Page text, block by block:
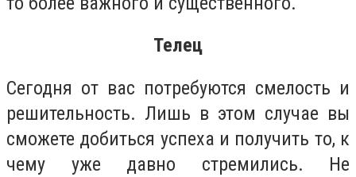
Телец
Сегодня от вас потребуются смелость и
решительность. Лишь в этом случае вы
сможете добиться успеха и получить то, к
чему уже давно стремились. Не